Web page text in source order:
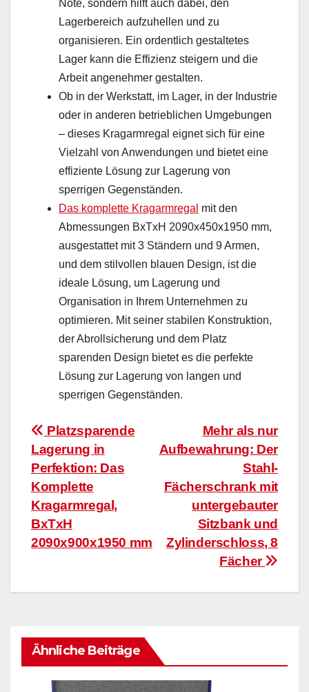
Note, sondern hilft auch dabei, den
Lagerbereich aufzuhellen und zu
organisieren. Ein ordentlich gestaltetes
Lager kann die Effizienz steigern und die
Arbeit angenehmer gestalten.
Ob in der Werkstatt, im Lager, in der Industrie
oder in anderen betrieblichen Umgebungen
– dieses Kragarmregal eignet sich für eine
Vielzahl von Anwendungen und bietet eine
effiziente Lösung zur Lagerung von
sperrigen Gegenständen.
Das komplette Kragarmregal mit den
Abmessungen BxTxH 2090x450x1950 mm,
ausgestattet mit 3 Ständern und 9 Armen,
und dem stilvollen blauen Design, ist die
ideale Lösung, um Lagerung und
Organisation in Ihrem Unternehmen zu
optimieren. Mit seiner stabilen Konstruktion,
der Abrollsicherung und dem Platz
sparenden Design bietet es die perfekte
Lösung zur Lagerung von langen und
sperrigen Gegenständen.
BeitragsnavigationMehr als nur
Aufbewahrung: Der
Stahl-
Fächerschrank mit
untergebauter
Sitzbank und
Zylinderschloss, 8
Fächer
Platzsparende
Lagerung in
Perfektion: Das
Komplette
Kragarmregal,
BxTxH
2090x900x1950 mm
Ähnliche Beiträge